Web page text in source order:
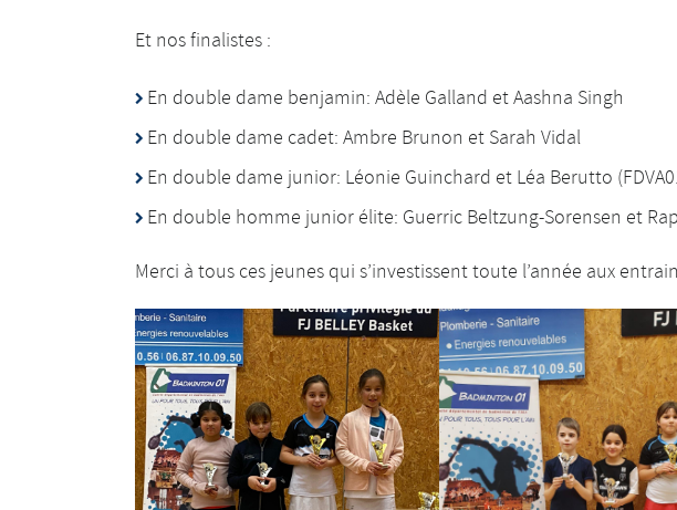
Et nos finalistes :
En double dame benjamin: Adèle Galland et Aashna Singh
En double dame cadet: Ambre Brunon et Sarah Vidal
En double dame junior: Léonie Guinchard et Léa Berutto
En double homme junior élite: Guerric Beltzung-Sorensen et
Merci à tous ces jeunes qui s’investissent toute l’année aux